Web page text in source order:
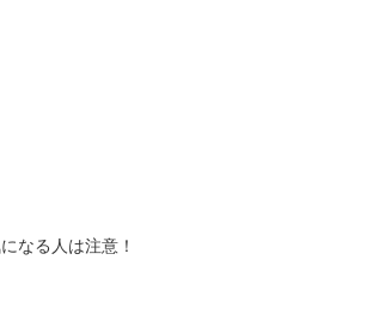
なる人は注意！